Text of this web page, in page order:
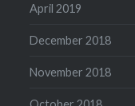
April 2019
December 2018
November 2018